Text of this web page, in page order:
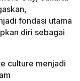
fondasi utama
diri sebagai
culture menjadi